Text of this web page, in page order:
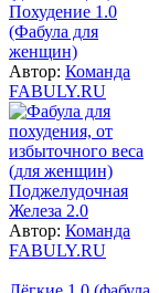
Похудение 1.0
(Фабула для
женщин)
Автор: Команда
FABULY.RU
Поджелудочная
Железа 2.0
Автор: Команда
FABULY.RU